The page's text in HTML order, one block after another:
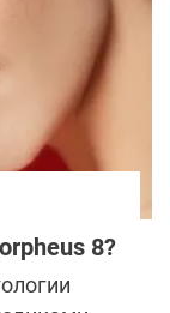
выборе
Ulthera